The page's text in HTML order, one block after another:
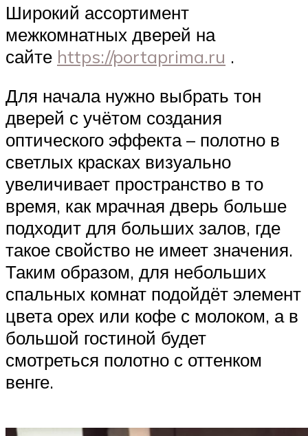
Широкий ассортимент
межкомнатных дверей на
сайте https://portaprima.ru .
Для начала нужно выбрать тон
дверей с учётом создания
оптического эффекта – полотно в
светлых красках визуально
увеличивает пространство в то
время, как мрачная дверь больше
подходит для больших залов, где
такое свойство не имеет значения.
Таким образом, для небольших
спальных комнат подойдёт элемент
цвета орех или кофе с молоком, а в
большой гостиной будет
смотреться полотно с оттенком
венге.